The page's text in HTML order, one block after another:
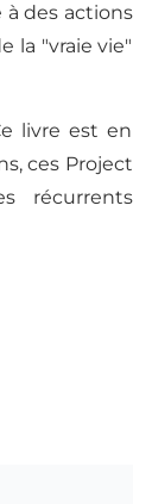
à des actions
la "vraie vie"
livre est en
ces Project
récurrents